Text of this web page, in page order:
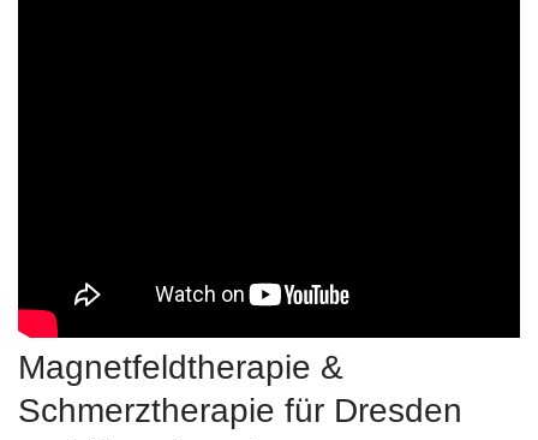
Magnetfeldtherapie &
Schmerztherapie für Dresden